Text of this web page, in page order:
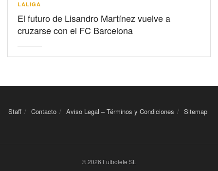
LALIGA
El futuro de Lisandro Martínez vuelve a
cruzarse con el FC Barcelona
Staff Contacto Aviso Legal – Términos y Condiciones Sitemap
© 2026 Futbolete SL